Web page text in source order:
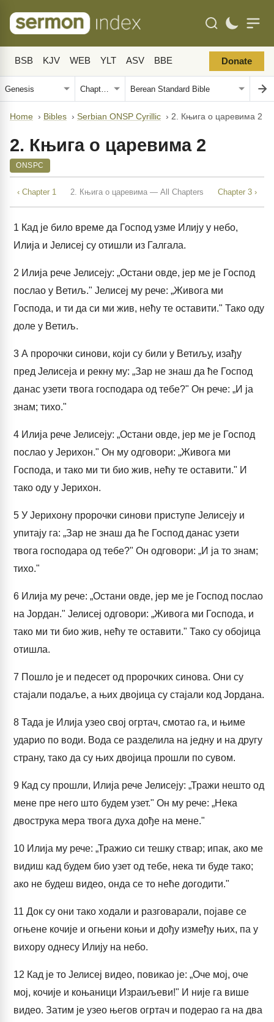
BSB KJV WEB YLT ASV BBE Donate
Home › Bibles › Serbian ONSP Cyrillic › 2. Књига о царевима 2
2. Књига о царевима 2
ONSPC
‹ Chapter 1 2. Књига о царевима — All Chapters Chapter 3 ›
1 Кад је било време да Господ узме Илију у небо,
Илија и Јелисеј су отишли из Галгала.
2 Илија рече Јелисеју: „Остани овде, јер ме је Господ
послао у Ветиљ." Јелисеј му рече: „Живога ми
Господа, и ти да си ми жив, нећу те оставити." Тако оду
доле у Ветиљ.
3 А пророчки синови, који су били у Ветиљу, изађу
пред Јелисеја и рекну му: „Зар не знаш да ће Господ
данас узети твога господара од тебе?" Он рече: „И ја
знам; тихо."
4 Илија рече Јелисеју: „Остани овде, јер ме је Господ
послао у Јерихон." Он му одговори: „Живога ми
Господа, и тако ми ти био жив, нећу те оставити." И
тако оду у Јерихон.
5 У Јерихону пророчки синови приступе Јелисеју и
упитају га: „Зар не знаш да ће Господ данас узети
твога господара од тебе?" Он одговори: „И ја то знам;
тихо."
6 Илија му рече: „Остани овде, јер ме је Господ послао
на Јордан." Јелисеј одговори: „Живога ми Господа, и
тако ми ти био жив, нећу те оставити." Тако су обојица
отишла.
7 Пошло је и педесет од пророчких синова. Они су
стајали подаље, а њих двојица су стајали код Јордана.
8 Тада је Илија узео свој огртач, смотао га, и њиме
ударио по води. Вода се разделила на једну и на другу
страну, тако да су њих двојица прошли по сувом.
9 Кад су прошли, Илија рече Јелисеју: „Тражи нешто од
мене пре него што будем узет." Он му рече: „Нека
двострука мера твога духа дође на мене."
10 Илија му рече: „Тражио си тешку ствар; ипак, ако ме
видиш кад будем био узет од тебе, нека ти буде тако;
ако не будеш видео, онда се то неће догодити."
11 Док су они тако ходали и разговарали, појаве се
огњене кочије и огњени коњи и дођу између њих, па у
вихору однесу Илију на небо.
12 Кад је то Јелисеј видео, повикао је: „Оче мој, оче
мој, кочије и коњаници Израиљеви!" И није га више
видео. Затим је узео његов огртач и подерао га на два